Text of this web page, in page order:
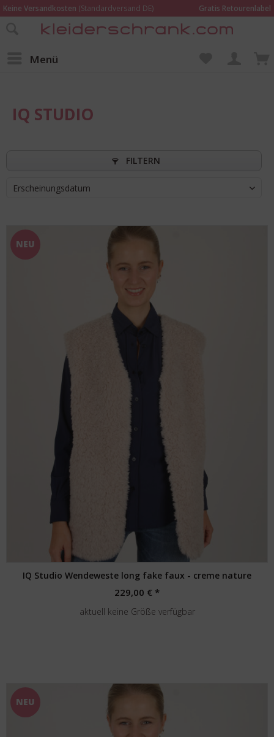
Keine Versandkosten (Standardversand DE)
Gratis Retourenlabel
Online bestellen – im Geschäft in Kempen anprobieren und beraten lassen
Menü
IQ STUDIO
FILTERN
Erscheinungsdatum
NEU
IQ Studio Wendeweste long fake faux - creme nature
229,00 € *
aktuell keine Größe verfügbar
NEU